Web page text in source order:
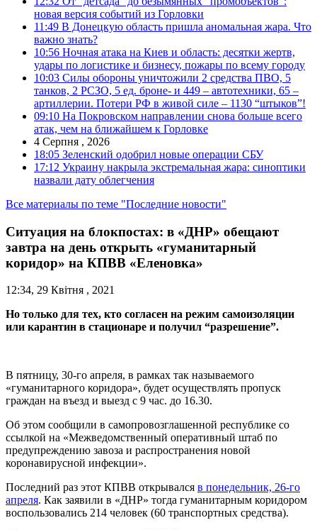
новая версия событий из Горловки
11:49 В Донецкую область пришла аномальная жара. Что
важно знать?
10:56 Ночная атака на Киев и область: десятки жертв,
удары по логистике и бизнесу, пожары по всему городу
10:03 Силы обороны уничтожили 2 средства ПВО, 5
танков, 2 РСЗО, 5 ед. броне- и 449 – автотехники, 65 –
артиллерии. Потери РФ в живой силе – 1130 “штыков”!
09:10 На Покровском направлении снова больше всего
атак, чем на ближайшем к Горловке
4 Серпня , 2026
18:05 Зеленский одобрил новые операции СБУ
17:12 Украину накрыла экстремальная жара: синоптики
назвали дату облегчения
Все материалы по теме "Последние новости"
Ситуация на блокпостах: в «ДНР» обещают
завтра на день открыть «гуманитарный
коридор» на КПВВ «Еленовка»
12:34, 29 Квітня , 2021
Но только для тех, кто согласен на режим самоизоляции
или карантин в стационаре и получил “разрешение”.
В пятницу, 30-го апреля, в рамках так называемого
«гуманитарного коридора», будет осуществлять пропуск
граждан на въезд и выезд с 9 час. до 16.30.
Об этом сообщили в самопровозглашенной республике со
ссылкой на «Межведомственный оперативный штаб по
предупреждению завоза и распространения новой
коронавирусной инфекции».
Последний раз этот КПВВ открывался в понедельник, 26-го
апреля. Как заявили в «ДНР» тогда гуманитарным коридором
воспользовались 214 человек (60 транспортных средства).